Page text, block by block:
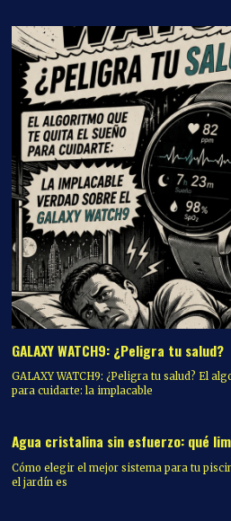
GALAXY WATCH9: ¿Peligra tu salud?
GALAXY WATCH9: ¿Peligra tu salud? El
para cuidarte: la implacable
Agua cristalina sin esfuerzo: qué
Cómo elegir el mejor sistema para tu
el jardín es